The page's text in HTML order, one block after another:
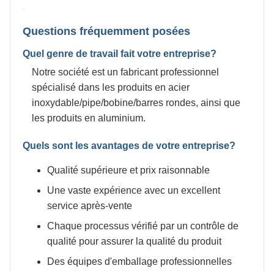
Questions fréquemment posées
Quel genre de travail fait votre entreprise?
Notre société est un fabricant professionnel
spécialisé dans les produits en acier
inoxydable/pipe/bobine/barres rondes, ainsi que
les produits en aluminium.
Quels sont les avantages de votre entreprise?
Qualité supérieure et prix raisonnable
Une vaste expérience avec un excellent
service après-vente
Chaque processus vérifié par un contrôle de
qualité pour assurer la qualité du produit
Des équipes d'emballage professionnelles